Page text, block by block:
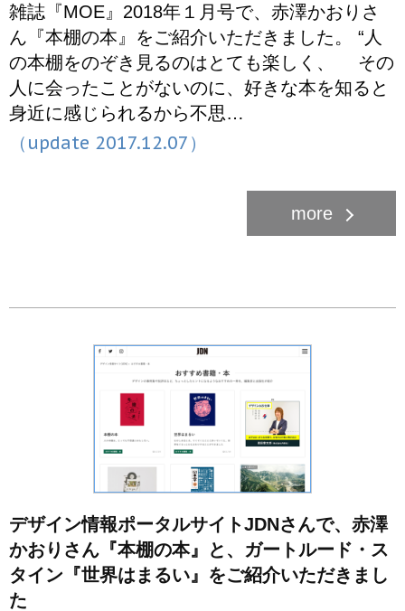
雑誌『MOE』2018年１月号で、赤澤かおりさ
ん『本棚の本』をご紹介いただきました。 “人
の本棚をのぞき見るのはとても楽しく、 その
人に会ったことがないのに、好きな本を知ると
身近に感じられるから不思…
（update 2017.12.07）
デザイン情報ポータルサイトJDNさんで、赤澤
かおりさん『本棚の本』と、ガートルード・ス
タイン『世界はまるい』をご紹介いただきまし
た